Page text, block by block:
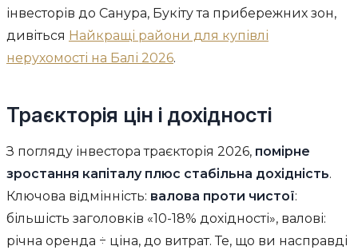
інвесторів до Санура, Букіту та прибережних зон,
дивіться Найкращі райони для купівлі
нерухомості на Балі 2026.
Траєкторія цін і дохідності
З погляду інвестора траєкторія 2026, помірне
зростання капіталу плюс стабільна дохідність.
Ключова відмінність: валова проти чистої:
більшість заголовків «10-18% дохідності», валові:
річна оренда ÷ ціна, до витрат. Те, що ви насправді